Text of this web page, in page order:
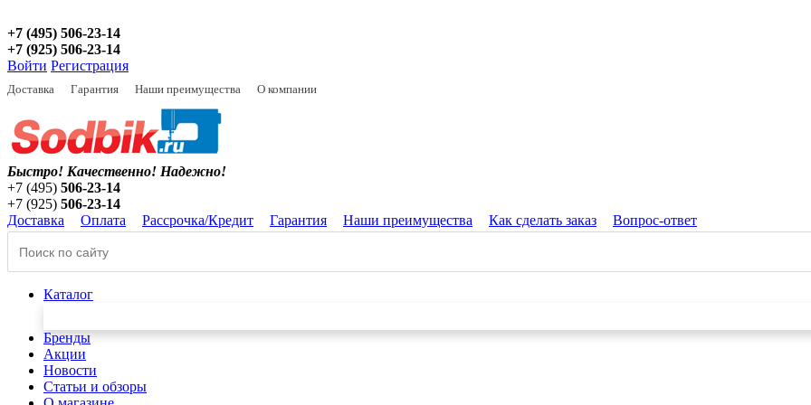
+7 (495) 506-23-14
+7 (925) 506-23-14
Войти Регистрация
Доставка Гарантия Наши преимущества О компании
Быстро! Качественно! Надежно!
+7 (495) 506-23-14
+7 (925) 506-23-14
Доставка
Оплата Рассрочка/Кредит Гарантия Наши преимущества Как сделать заказ Вопрос-ответ
Каталог
Бренды
Акции
Новости
Статьи и обзоры